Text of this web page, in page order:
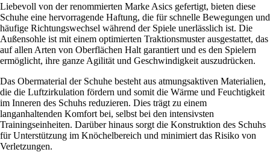
Liebevoll von der renommierten Marke Asics gefertigt, bieten diese
Schuhe eine hervorragende Haftung, die für schnelle Bewegungen und
häufige Richtungswechsel während der Spiele unerlässlich ist. Die
Außensohle ist mit einem optimierten Traktionsmuster ausgestattet, das
auf allen Arten von Oberflächen Halt garantiert und es den Spielern
ermöglicht, ihre ganze Agilität und Geschwindigkeit auszudrücken.
Das Obermaterial der Schuhe besteht aus atmungsaktiven Materialien,
die die Luftzirkulation fördern und somit die Wärme und Feuchtigkeit
im Inneren des Schuhs reduzieren. Dies trägt zu einem
langanhaltenden Komfort bei, selbst bei den intensivsten
Trainingseinheiten. Darüber hinaus sorgt die Konstruktion des Schuhs
für Unterstützung im Knöchelbereich und minimiert das Risiko von
Verletzungen.